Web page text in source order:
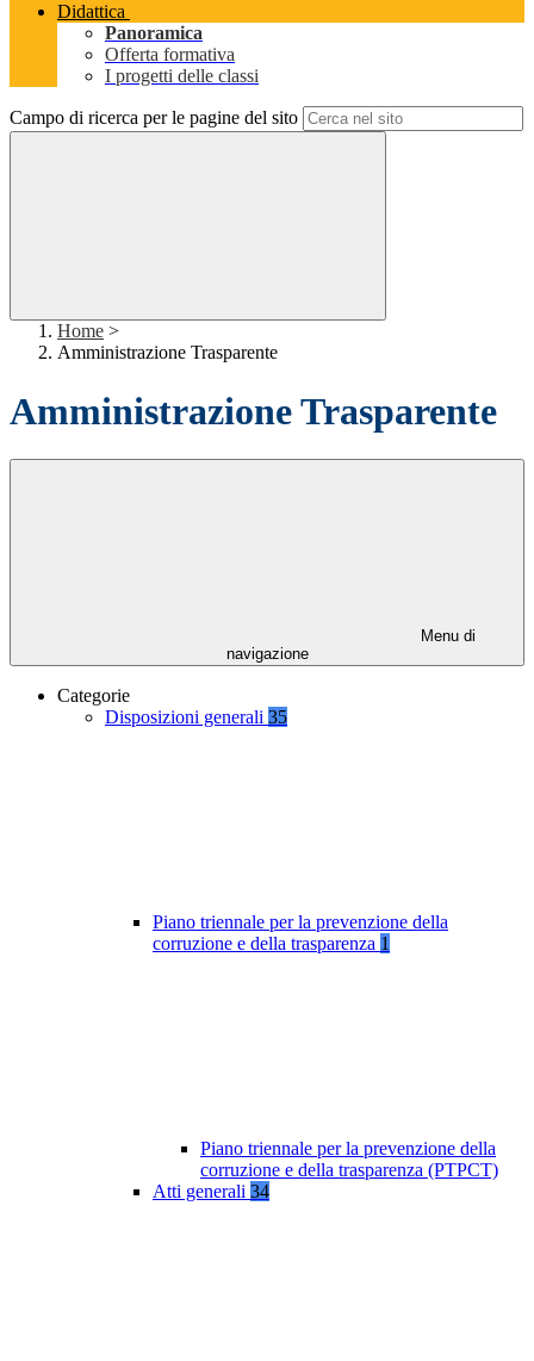
Didattica
Panoramica
Offerta formativa
I progetti delle classi
Campo di ricerca per le pagine del sito
Home >
Amministrazione Trasparente
Amministrazione Trasparente
Menu di
navigazione
Categorie
Disposizioni generali 35
Piano triennale per la prevenzione della
corruzione e della trasparenza 1
Piano triennale per la prevenzione della
corruzione e della trasparenza (PTPCT)
Atti generali 34